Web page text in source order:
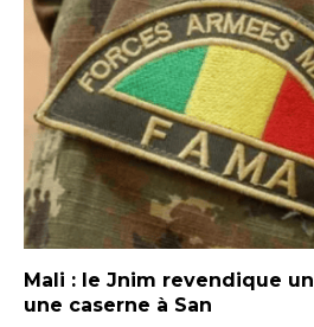
Mali : le Jnim revendique
une caserne à San